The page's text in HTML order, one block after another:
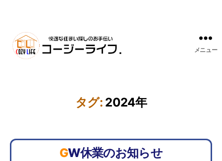
メニュー
タグ: 2024年
GW休業のお知らせ